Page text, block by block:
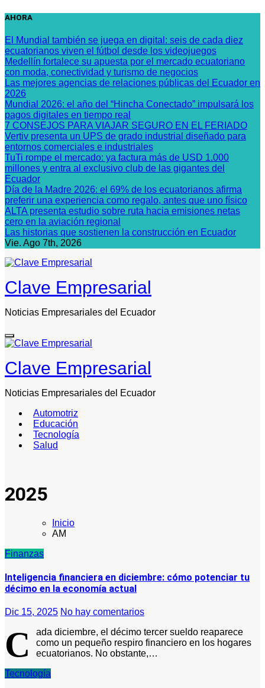
Saltar
contenido
AHORA
El Mundial también se juega en digital: seis de cada diez
ecuatorianos viven el fútbol desde los videojuegos
Medellín fortalece su apuesta por el mercado ecuatoriano
con moda, conectividad y turismo de negocios
Las mejores agencias de relaciones públicas del Ecuador en
2026
Mundial 2026: el año del “Hincha Conectado” impulsará los
pagos digitales en tiempo real
7 CONSEJOS PARA VIAJAR SEGURO EN EL FERIADO
Vertiv presenta un UPS de grado industrial diseñado para
entornos comerciales e industriales
TuTi rompe el mercado: ya factura más de USD 1.000
millones y entra al exclusivo club de las gigantes del
Ecuador
Día de la Madre 2026: el 69% de los ecuatorianos afirma
preferir una experiencia como regalo, antes que uno físico
ALTA presenta estudio sobre ruta hacia emisiones netas
cero en la aviación regional
Las historias que sostienen la construcción en Ecuador
Vie. Ago 7th, 2026
Clave Empresarial
Noticias Empresariales del Ecuador
Clave Empresarial
Noticias Empresariales del Ecuador
Automotriz
Educación
Tecnología
Salud
2025
Inicio
AM
Finanzas
Inteligencia financiera en diciembre: cómo potenciar tu
décimo en la economía actual
Dic 15, 2025 No hay comentarios
C
ada diciembre, el décimo tercer sueldo reaparece
como un pequeño respiro financiero en los hogares
ecuatorianos. No obstante,…
Tecnología